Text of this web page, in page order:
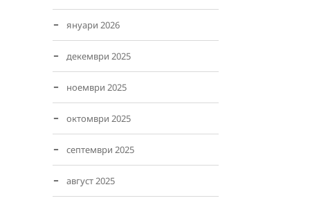
януари 2026
декември 2025
ноември 2025
октомври 2025
септември 2025
август 2025